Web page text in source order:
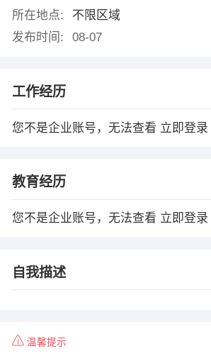
所在地点:
不限区域
发布时间:
08-07
工作经历
您不是企业账号，无法查看 立即登录
教育经历
您不是企业账号，无法查看 立即登录
自我描述
温馨提示